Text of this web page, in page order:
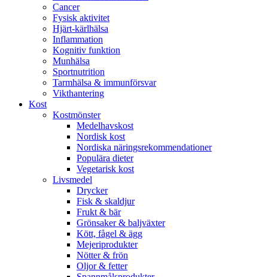
Cancer
Fysisk aktivitet
Hjärt-kärlhälsa
Inflammation
Kognitiv funktion
Munhälsa
Sportnutrition
Tarmhälsa & immunförsvar
Vikthantering
Kost
Kostmönster
Medelhavskost
Nordisk kost
Nordiska näringsrekommendationer
Populära dieter
Vegetarisk kost
Livsmedel
Drycker
Fisk & skaldjur
Frukt & bär
Grönsaker & baljväxter
Kött, fågel & ägg
Mejeriprodukter
Nötter & frön
Oljor & fetter